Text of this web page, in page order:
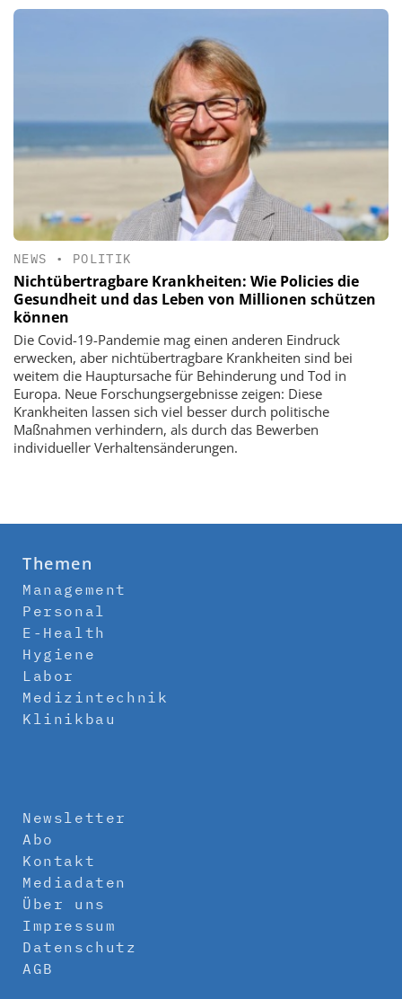
NEWS • POLITIK
Nichtübertragbare Krankheiten: Wie Policies die
Gesundheit und das Leben von Millionen schützen
können
Die Covid-19-Pandemie mag einen anderen Eindruck
erwecken, aber nichtübertragbare Krankheiten sind bei
weitem die Hauptursache für Behinderung und Tod in
Europa. Neue Forschungsergebnisse zeigen: Diese
Krankheiten lassen sich viel besser durch politische
Maßnahmen verhindern, als durch das Bewerben
individueller Verhaltensänderungen.
Themen
Management
Personal
E-Health
Hygiene
Labor
Medizintechnik
Klinikbau
Newsletter
Abo
Kontakt
Mediadaten
Über uns
Impressum
Datenschutz
AGB